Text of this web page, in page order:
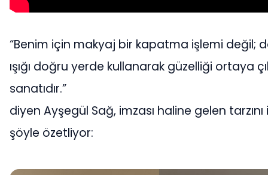
“Benim için makyaj bir kapatma işlemi değil;
ışığı doğru yerde kullanarak güzelliği ortaya
sanatıdır.”
diyen Ayşegül Sağ, imzası haline gelen tarzını
şöyle özetliyor: